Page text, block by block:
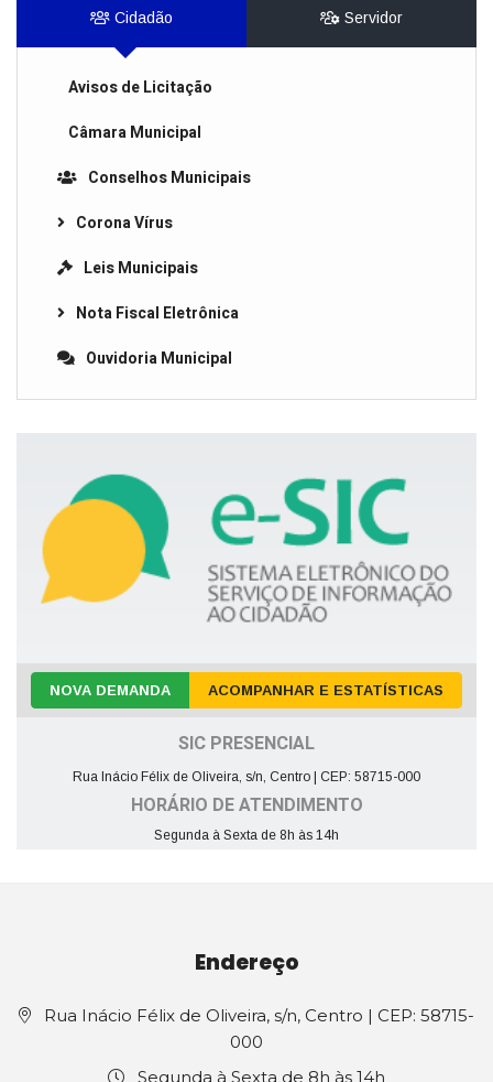
Cidadão Servidor
Avisos de Licitação
Câmara Municipal
Conselhos Municipais
Corona Vírus
Leis Municipais
Nota Fiscal Eletrônica
Ouvidoria Municipal
NOVA DEMANDA ACOMPANHAR E ESTATÍSTICAS
SIC PRESENCIAL
Rua Inácio Félix de Oliveira, s/n, Centro | CEP: 58715-000
HORÁRIO DE ATENDIMENTO
Segunda à Sexta de 8h às 14h
Endereço
Rua Inácio Félix de Oliveira, s/n, Centro | CEP: 58715-
000
Segunda à Sexta de 8h às 14h